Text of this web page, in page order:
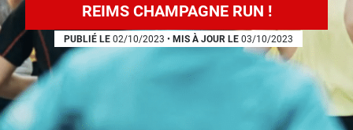
REIMS CHAMPAGNE RUN !
PUBLIÉ LE 02/10/2023 • MIS À JOUR LE 03/10/2023